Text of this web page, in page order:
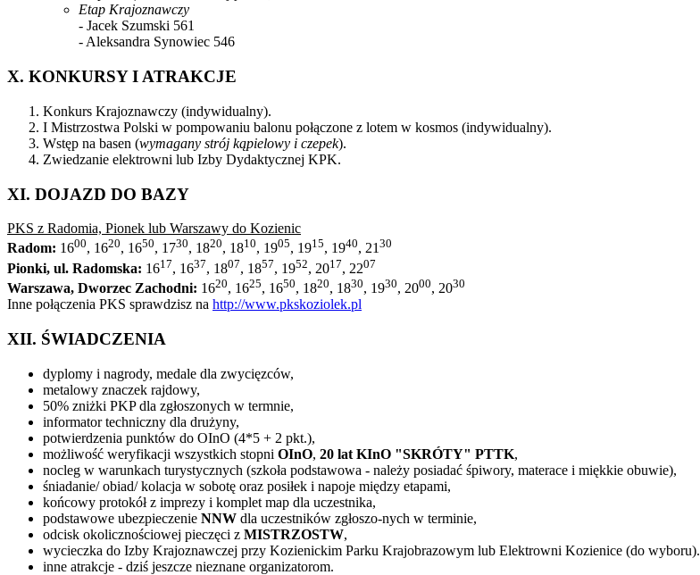
Etap Krajoznawczy
- Jacek Szumski 561
- Aleksandra Synowiec 546
X. KONKURSY I ATRAKCJE
Konkurs Krajoznawczy (indywidualny).
I Mistrzostwa Polski w pompowaniu balonu połączone z lotem w kosmos (indywidualny).
Wstęp na basen (wymagany strój kąpielowy i czepek).
Zwiedzanie elektrowni lub Izby Dydaktycznej KPK.
XI. DOJAZD DO BAZY
PKS z Radomia, Pionek lub Warszawy do Kozienic
Radom: 1600, 1620, 1650, 1730, 1820, 1810, 1905, 1915, 1940, 2130
Pionki, ul. Radomska: 1617, 1637, 1807, 1857, 1952, 2017, 2207
Warszawa, Dworzec Zachodni: 1620, 1625, 1650, 1820, 1830, 1930, 2000, 2030
Inne połączenia PKS sprawdzisz na http://www.pkskoziolek.pl
XII. ŚWIADCZENIA
dyplomy i nagrody, medale dla zwycięzców,
metalowy znaczek rajdowy,
50% zniżki PKP dla zgłoszonych w termnie,
informator techniczny dla drużyny,
potwierdzenia punktów do OInO (4*5 + 2 pkt.),
możliwość weryfikacji wszystkich stopni OInO, 20 lat KInO "SKRÓTY" PTTK,
nocleg w warunkach turystycznych (szkoła podstawowa - należy posiadać śpiwory, materace i miękkie obuwie),
śniadanie/ obiad/ kolacja w sobotę oraz posiłek i napoje między etapami,
końcowy protokół z imprezy i komplet map dla uczestnika,
podstawowe ubezpieczenie NNW dla uczestników zgłoszo-nych w terminie,
odcisk okolicznościowej pieczęci z MISTRZOSTW,
wycieczka do Izby Krajoznawczej przy Kozienickim Parku Krajobrazowym lub Elektrowni Kozienice (do wyboru).
inne atrakcje - dziś jeszcze nieznane organizatorom.